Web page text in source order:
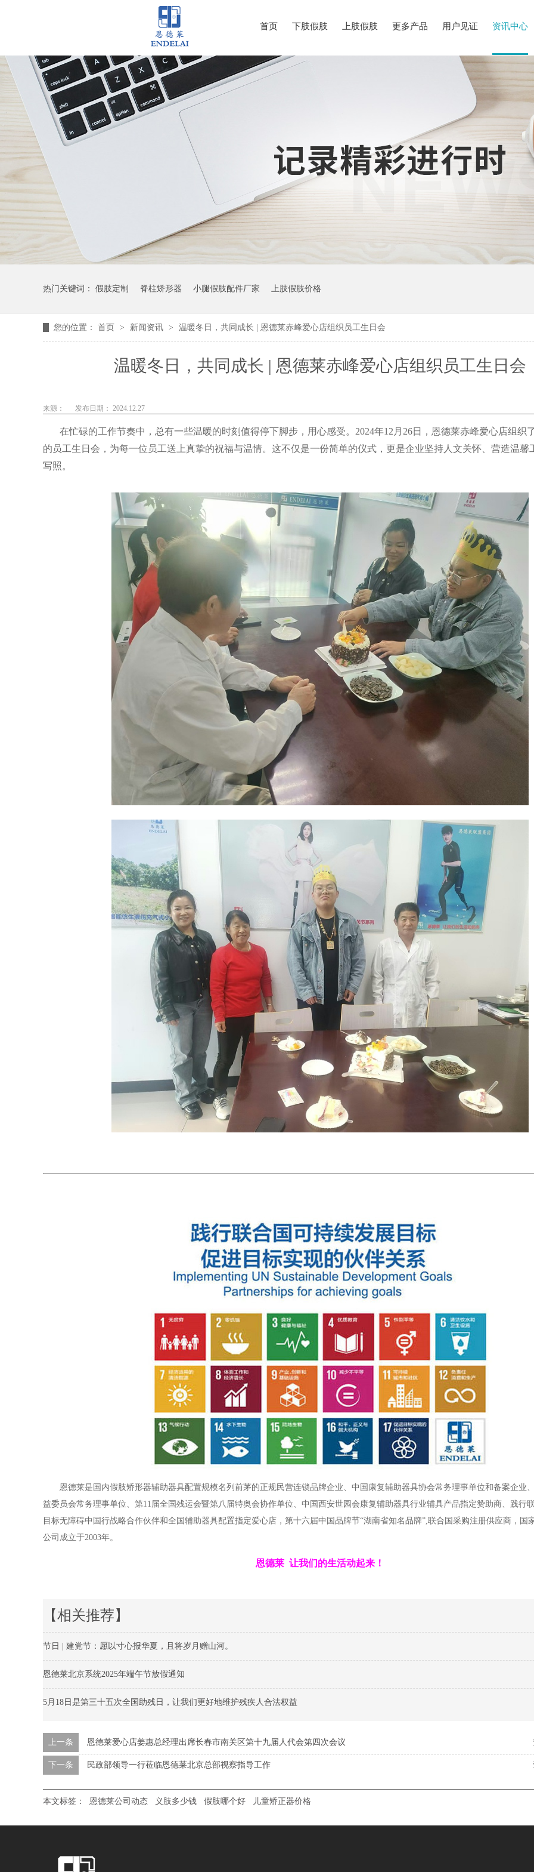
首页 下肢假肢 上肢假肢 更多产品 用户见证 资讯中心
热门关键词： 假肢定制 脊柱矫形器 小腿假肢配件厂家 上肢假肢价格
您的位置： 首页 > 新闻资讯 > 温暖冬日，共同成长 | 恩德莱赤峰爱心店组织员工生日会
温暖冬日，共同成长 | 恩德莱赤峰爱心店组织员工生日会
来源： 发布日期： 2024.12.27
在忙碌的工作节奏中，总有一些温暖的时刻值得停下脚步，用心感受。2024年12月26日，恩德莱赤峰爱心店组织
的员工生日会，为每一位员工送上真挚的祝福与温情。这不仅是一份简单的仪式，更是企业坚持人文关怀、营造温馨
写照。
恩德莱是国内假肢矫形器辅助器具配置规模名列前茅的正规民营连锁品牌企业、中国康复辅助器具协会常务理事单位和备案企业
益委员会常务理事单位、第11届全国残运会暨第八届特奥会协作单位、中国西安世园会康复辅助器具行业辅具产品指定赞助商、践行
目标无障碍中国行战略合作伙伴和全国辅助器具配置指定爱心店，第十六届中国品牌节“湖南省知名品牌”,联合国采购注册供应商，国
公司成立于2003年。
恩德莱 让我们的生活动起来！
【相关推荐】
节日 | 建党节：愿以寸心报华夏，且将岁月赠山河。
恩德莱北京系统2025年端午节放假通知
5月18日是第三十五次全国助残日，让我们更好地维护残疾人合法权益
上一条 恩德莱爱心店姜惠总经理出席长春市南关区第十九届人代会第四次会议
下一条 民政部领导一行莅临恩德莱北京总部视察指导工作
本文标签： 恩德莱公司动态 义肢多少钱 假肢哪个好 儿童矫正器价格